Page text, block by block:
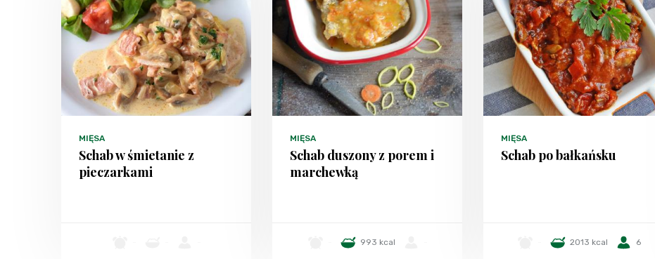
MIĘSA
Schab w śmietanie z
pieczarkami
MIĘSA
Schab duszony z porem i
marchewką
993 kcal
MIĘSA
Schab po bałkańsku
2013 kcal 6